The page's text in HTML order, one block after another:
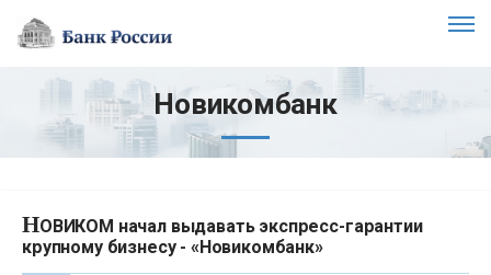
Новикомбанк
НОВИКОМ начал выдавать экспресс-гарантии
крупному бизнесу - «Новикомбанк»